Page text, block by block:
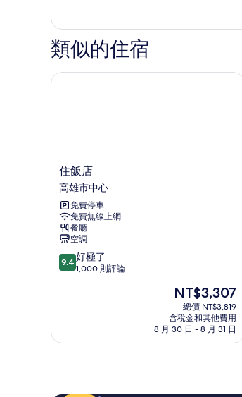
人
房
的
所
菁
英
雙
人
房
類似的住宿
住
飯
店
高
雄
市
中
心
住飯店
高雄市中心
免費停車
免費無線上網
餐廳
空調
9.4
分，
極
9.4 好極了
1,000 則評論
現
價
格
為
NT$3,307
總價 NT$3,819
含稅金和其他費用
8 月 30 日 - 8 月 31 日
住飯店